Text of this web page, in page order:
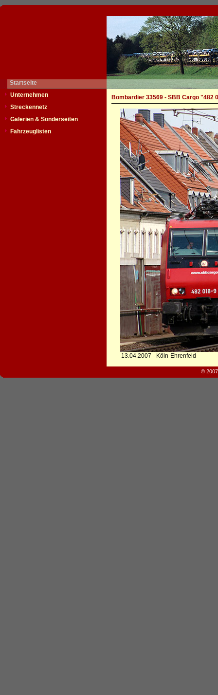
Startseite
Unternehmen
Streckennetz
Galerien & Sonderseiten
Fahrzeuglisten
Bombardier 33569 - SBB Cargo "482
13.04.2007 - Köln-Ehrenfeld
©